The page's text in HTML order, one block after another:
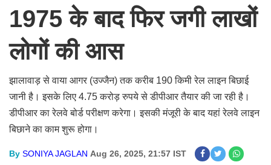
1975 के बाद फिर जगी लाखों
लोगों की आस
झालावाड़ से वाया आगर (उज्जैन) तक करीब 190 किमी रेल लाइन बिछाई
जानी है। इसके लिए 4.75 करोड़ रुपये से डीपीआर तैयार की जा रही है।
डीपीआर का रेलवे बोर्ड परीक्षण करेगा। इसकी मंजूरी के बाद यहां रेलवे लाइन
बिछाने का काम शुरू होगा।
By SONIYA JAGLAN Aug 26, 2025, 21:57 IST